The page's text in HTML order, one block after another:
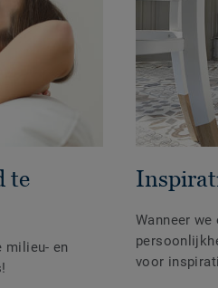
te
milieu- en
Wanneer
voor